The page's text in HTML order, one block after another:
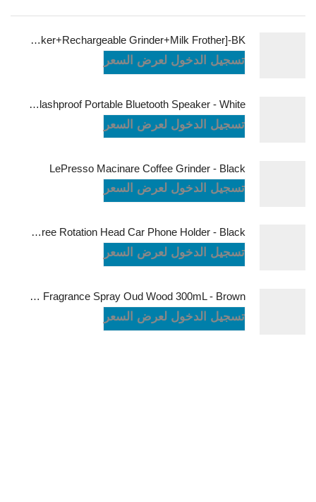
LePresso Brewology Coffee Kit [Espresso Maker+Rechargeable Grinder+Milk Frother]-BK
تسجيل الدخول لعرض السعر
JBL Charge6 Splashproof Portable Bluetooth Speaker - White
تسجيل الدخول لعرض السعر
LePresso Macinare Coffee Grinder - Black
تسجيل الدخول لعرض السعر
Powerology Logan Magsafe 360 Degree Rotation Head Car Phone Holder - Black
تسجيل الدخول لعرض السعر
Green Lion Fragrance Spray Oud Wood 300mL - Brown
تسجيل الدخول لعرض السعر